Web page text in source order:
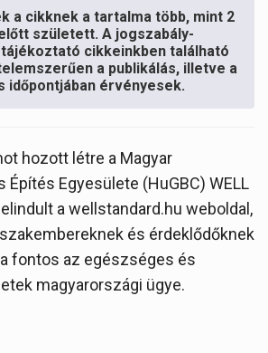
a cikknek a tartalma több, mint 2
született. A jogszabály-
cikkeinkben található
a publikálás, illetve a
időpontjában érvényesek.
hozott létre a Magyar
Egyesülete (HuGBC) WELL
a wellstandard.hu weboldal,
és érdeklődőknek
fontos az egészséges és
magyarországi ügye.